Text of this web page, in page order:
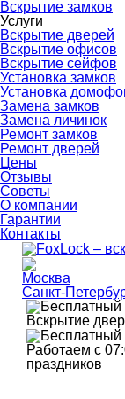
Вскрытие замков
Услуги
Вскрытие дверей
Вскрытие офисов
Вскрытие сейфов
Установка замков
Установка
Замена замков
Замена личинок
Ремонт замков
Ремонт дверей
Цены
Отзывы
Советы
О компании
Гарантии
Контакты
Москва
Санкт-
Вскрытие
Работаем с
праздников